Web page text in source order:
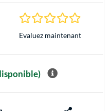
Evaluez maintenant